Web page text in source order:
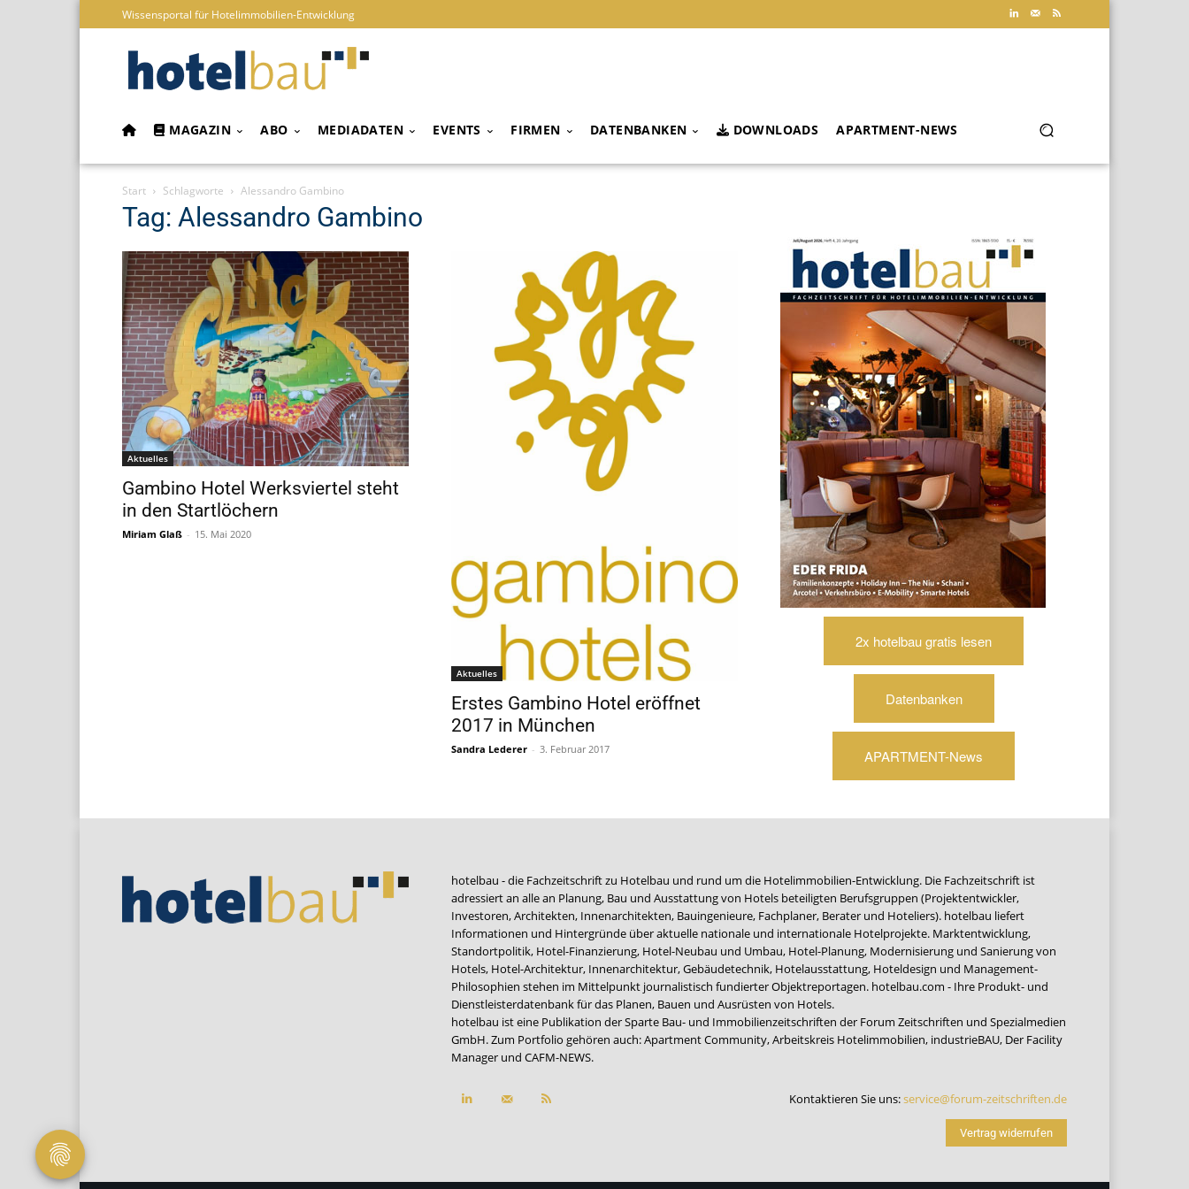
Wissensportal für Hotelimmobilien-Entwicklung
MAGAZIN ABO MEDIADATEN EVENTS FIRMEN DATENBANKEN DOWNLOADS APARTMENT-NEWS
Start Schlagworte Alessandro Gambino
Tag: Alessandro Gambino
Aktuelles
Gambino Hotel Werksviertel steht
in den Startlöchern
Miriam Glaß - 15. Mai 2020
Aktuelles
Erstes Gambino Hotel eröffnet
2017 in München
Sandra Lederer - 3. Februar 2017
2x hotelbau gratis lesen
Datenbanken
APARTMENT-News
hotelbau - die Fachzeitschrift zu Hotelbau und rund um die Hotelimmobilien-Entwicklung. Die Fachzeitschrift ist
adressiert an alle an Planung, Bau und Ausstattung von Hotels beteiligten Berufsgruppen (Projektentwickler,
Investoren, Architekten, Innenarchitekten, Bauingenieure, Fachplaner, Berater und Hoteliers). hotelbau liefert
Informationen und Hintergründe über aktuelle nationale und internationale Hotelprojekte. Marktentwicklung,
Standortpolitik, Hotel-Finanzierung, Hotel-Neubau und Umbau, Hotel-Planung, Modernisierung und Sanierung von
Hotels, Hotel-Architektur, Innenarchitektur, Gebäudetechnik, Hotelausstattung, Hoteldesign und Management-
Philosophien stehen im Mittelpunkt journalistisch fundierter Objektreportagen. hotelbau.com - Ihre Produkt- und
Dienstleisterdatenbank für das Planen, Bauen und Ausrüsten von Hotels.
hotelbau ist eine Publikation der Sparte Bau- und Immobilienzeitschriften der Forum Zeitschriften und Spezialmedien
GmbH. Zum Portfolio gehören auch:Apartment Community,Arbeitskreis Hotelimmobilien, industrieBAU, Der Facility
Manager und CAFM-NEWS.
Kontaktieren Sie uns:service@forum-zeitschriften.de
Vertrag widerrufen